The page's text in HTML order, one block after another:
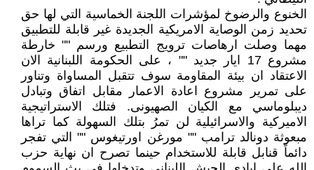
الخنوع والرضوخ لمؤشرات اللجنة الخماسية التي لها حق
تحديد زمن الوصاية الامريكية الجديدة غير قابلة للتطبيق
مهما وصلت ارهاصات ترويج التطبيع ورسم "" خارطة
مشروع 17 ايار جديد "" ، على الحكومة اللبنانية الان
الاعتقاد ان بيئة المقاومة سوف تتقبل المساواة وتناور
على تمرير مشروع اعادة الاعمار مقابل اتفاق وتبادل
ديبلوماسي مع الكيان الصهيونى. فتلك الاستراتيجية
الاميركية والاسرائيلية لن تمرُ بتلك السهولة كما تراها
مبعوثة دونالد ترامب "" مورغن اورتيغوس "" التي تفجر
دائماً قنابل قابلة للاستخدام حينما تصرح ان نهاية حزب